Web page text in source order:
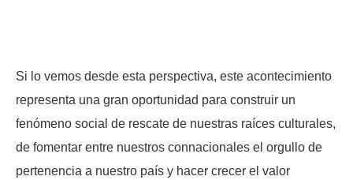
Si lo vemos desde esta perspectiva, este acontecimiento
representa una gran oportunidad para construir un
fenómeno social de rescate de nuestras raíces culturales,
de fomentar entre nuestros connacionales el orgullo de
pertenencia a nuestro país y hacer crecer el valor